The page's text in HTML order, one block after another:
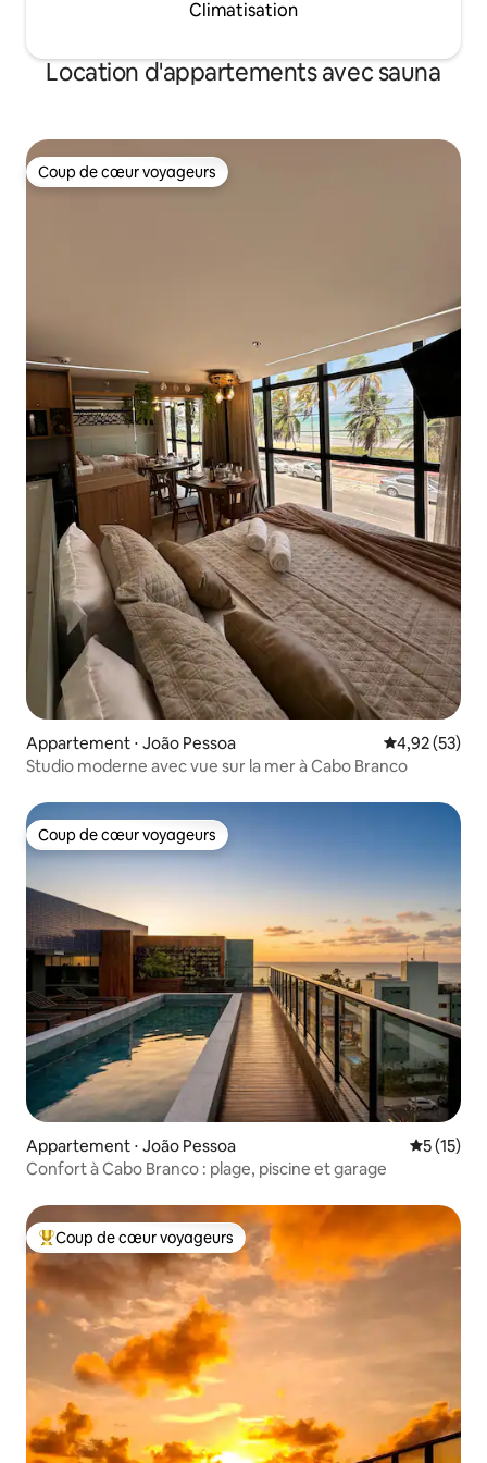
Climatisation
Location d'appartements avec sauna
Coup de cœur voyageurs
Coup de cœur voyageurs
Appartement ⋅ João Pessoa Évaluation
4,92 (53)
Studio moderne avec vue sur la mer à Cabo Branco
Coup de cœur voyageurs
Coup de cœur voyageurs
Appartement ⋅ João Pessoa
5 (15)
Confort à Cabo Branco : plage, piscine et garage
Coups de cœur voyageurs les plus appréciés
Coup de cœur voyageurs